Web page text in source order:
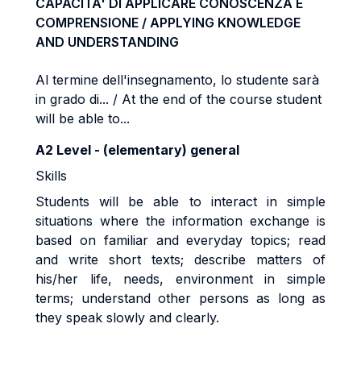
CAPACITA' DI APPLICARE CONOSCENZA E
COMPRENSIONE / APPLYING KNOWLEDGE
AND UNDERSTANDING
Al termine dell'insegnamento, lo studente sarà
in grado di... / At the end of the course student
will be able to...
A2 Level - (elementary) general
Skills
Students will be able to interact in simple
situations where the information exchange is
based on familiar and everyday topics; read
and write short texts; describe matters of
his/her life, needs, environment in simple
terms; understand other persons as long as
they speak slowly and clearly.